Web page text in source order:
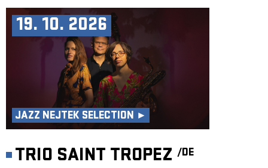
19. 10. 2026
JAZZ NEJTEK SELECTION ►
TRIO SAINT TROPEZ /DE